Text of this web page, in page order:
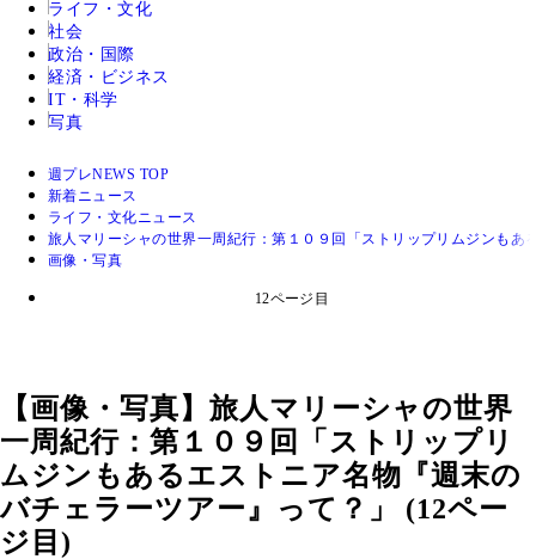
ライフ・文化
社会
政治・国際
経済・ビジネス
IT・科学
写真
週プレNEWS TOP
新着ニュース
ライフ・文化ニュース
旅人マリーシャの世界一周紀行：第１０９回「ストリップリムジンも
画像・写真
12ページ目
【画像・写真】旅人マリーシャの世界
一周紀行：第１０９回「ストリップリ
ムジンもあるエストニア名物『週末の
バチェラーツアー』って？」 (12ペー
ジ目)